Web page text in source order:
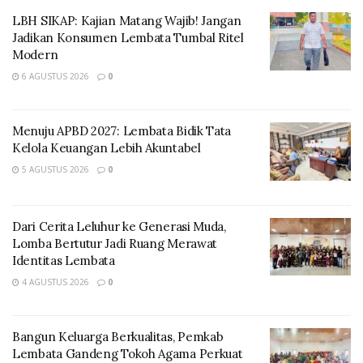
“Perolehan Nilai Indeks NSPK Manajemen ASN Tahun
2025 tersebut meningkat dari tahun sebelumnya (2024
untuk Tahun Penilaian 2023) dengan Nilai Indeks 87,42,
Ucap Said
Ia menambahkan Penilaian tersebut disampaikan
Pemerintah Pusat, dalam hal ini Kepala Badan
Menurut Said, Hasil penilaian tersebut menjadi
LBH SIKAP: Kajian Matang Wajib! Jangan
Jadikan Konsumen Lembata Tumbal Ritel
Modern
6 AGUSTUS 2026 0
Menuju APBD 2027: Lembata Bidik Tata
Kelola Keuangan Lebih Akuntabel
5 AGUSTUS 2026 0
Dari Cerita Leluhur ke Generasi Muda,
Lomba Bertutur Jadi Ruang Merawat
Identitas Lembata
4 AGUSTUS 2026 0
Bangun Keluarga Berkualitas, Pemkab
Lembata Gandeng Tokoh Agama Perkuat